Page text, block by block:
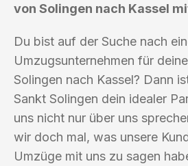
von Solingen nach Kassel
Du bist auf der Suche nach
Umzugsunternehmen für
Solingen nach Kassel? Dann
Sankt Solingen dein idealer
uns nicht nur über uns
wir doch mal, was unsere
Umzüge mit uns zu sagen